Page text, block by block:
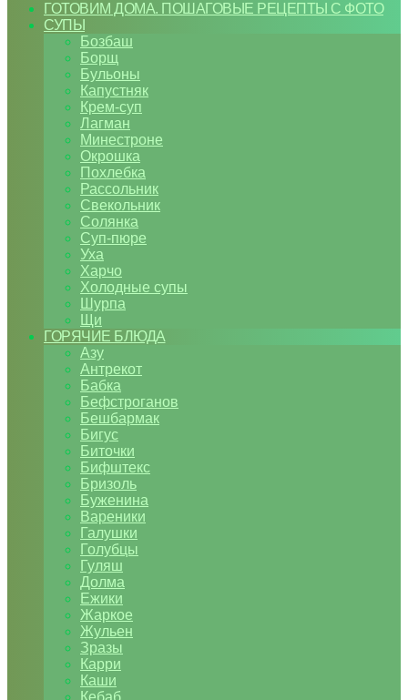
ГОТОВИМ ДОМА. ПОШАГОВЫЕ РЕЦЕПТЫ С ФОТО
СУПЫ
Бозбаш
Борщ
Бульоны
Капустняк
Крем-суп
Лагман
Минестроне
Окрошка
Похлебка
Рассольник
Свекольник
Солянка
Суп-пюре
Уха
Харчо
Холодные супы
Шурпа
Щи
ГОРЯЧИЕ БЛЮДА
Азу
Антрекот
Бабка
Бефстроганов
Бешбармак
Бигус
Биточки
Бифштекс
Бризоль
Буженина
Вареники
Галушки
Голубцы
Гуляш
Долма
Ежики
Жаркое
Жульен
Зразы
Карри
Каши
Кебаб